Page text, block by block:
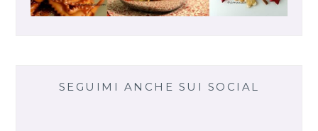
SEGUIMI ANCHE SUI SOCIAL